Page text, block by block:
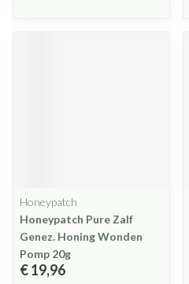
Honeypatch
Honeypatch Pure Zalf
Genez. Honing Wonden
Pomp 20g
€ 19,96